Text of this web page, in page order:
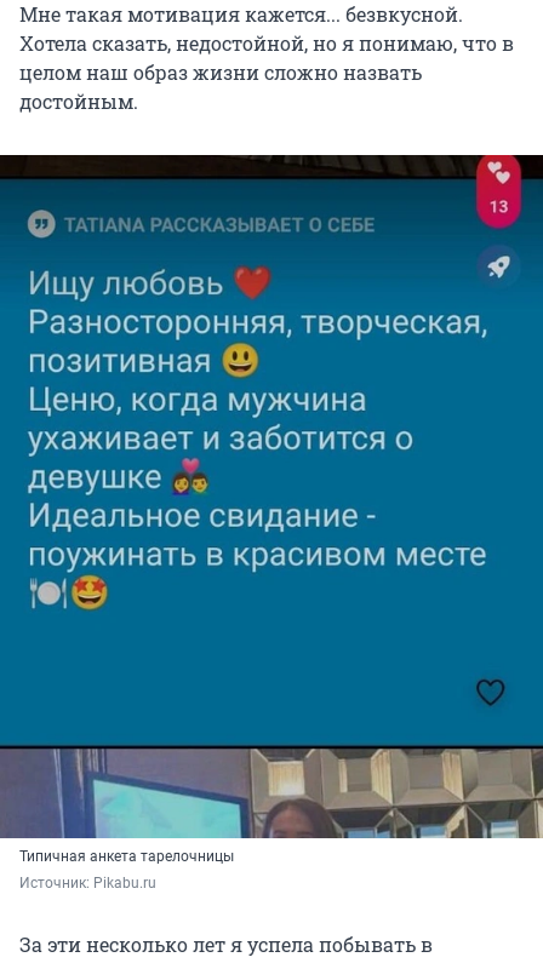
Мне такая мотивация кажется... безвкусной.
Хотела сказать, недостойной, но я понимаю, что в
целом наш образ жизни сложно назвать
достойным.
Типичная анкета тарелочницы
Источник: Pikabu.ru
За эти несколько лет я успела побывать в